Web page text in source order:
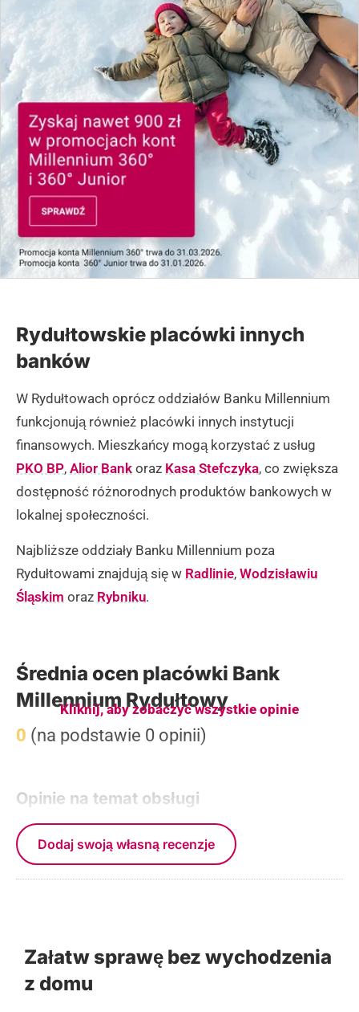
Rydułtowskie placówki innych
banków
W Rydułtowach oprócz oddziałów Banku Millennium
funkcjonują również placówki innych instytucji
finansowych. Mieszkańcy mogą korzystać z usług
PKO BP, Alior Bank oraz Kasa Stefczyka, co zwiększa
dostępność różnorodnych produktów bankowych w
lokalnej społeczności.
Najbliższe oddziały Banku Millennium poza
Rydułtowami znajdują się w Radlinie, Wodzisławiu
Śląskim oraz Rybniku.
Średnia ocen placówki Bank
Millennium Rydułtowy
0 (na podstawie 0 opinii)
Opinie na temat obsługi
Kliknij, aby zobaczyć wszystkie opinie
Dodaj swoją własną recenzje
Załatw sprawę bez wychodzenia
z domu